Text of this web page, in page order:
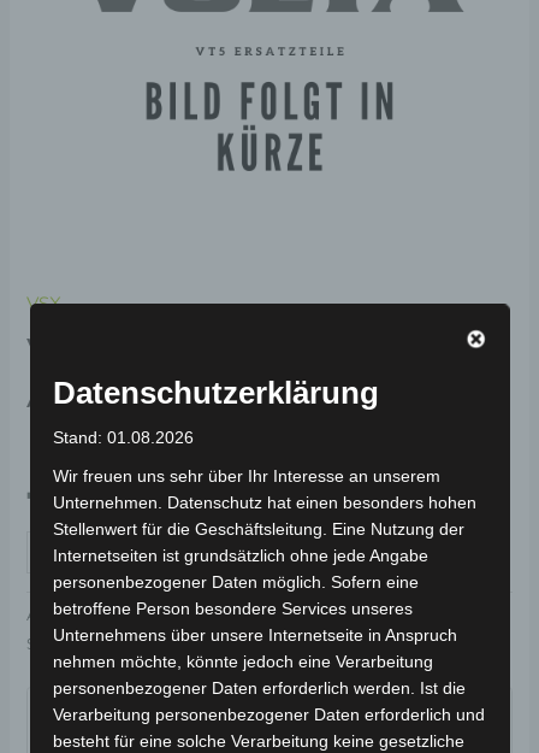
VSX
VSX DEKORATIVE
ABDECKUNG RECHTS-
MATTSCHWARZ (2020)
79,00€ *
IN DEN WARENKORB
Artikelnummer:3H202-6016A-B1 Kategorie:VSX
Schlagwort:Karosserie & Verkleidung
Garantiert sicherer Checkout
Datenschutzerklärung
Stand: 01.08.2026
Wir freuen uns sehr über Ihr Interesse an unserem
Unternehmen. Datenschutz hat einen besonders hohen
Stellenwert für die Geschäftsleitung. Eine Nutzung der
Internetseiten ist grundsätzlich ohne jede Angabe
personenbezogener Daten möglich. Sofern eine
betroffene Person besondere Services unseres
Unternehmens über unsere Internetseite in Anspruch
nehmen möchte, könnte jedoch eine Verarbeitung
personenbezogener Daten erforderlich werden. Ist die
Verarbeitung personenbezogener Daten erforderlich und
besteht für eine solche Verarbeitung keine gesetzliche